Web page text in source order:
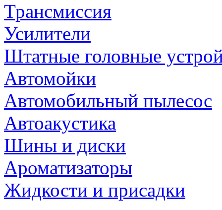
Трансмиссия
Усилители
Штатные головные
Автомойки
Автомобильный пылесос
Автоакустика
Шины и диски
Ароматизаторы
Жидкости и присадки